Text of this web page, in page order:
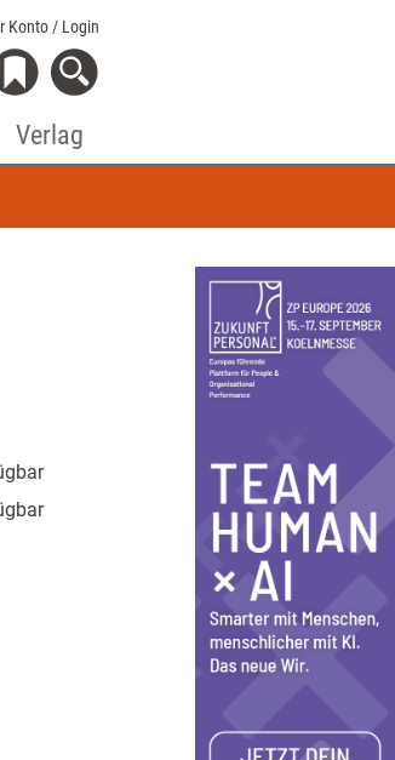
Konto / Login
Verlag